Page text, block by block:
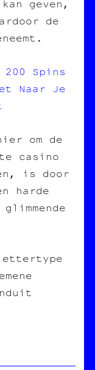
geven,
de
Spins
Naar Je
om de
casino
is door
harde